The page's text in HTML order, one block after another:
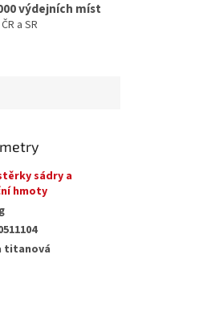
výdejních míst
a SR
sádry a
hmoty
titanová